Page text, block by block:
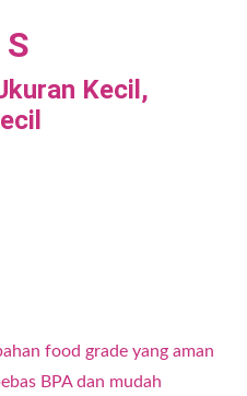
Kecil,
food grade yang aman
BPA dan mudah